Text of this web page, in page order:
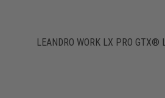
LEANDRO WORK LX PRO GTX®